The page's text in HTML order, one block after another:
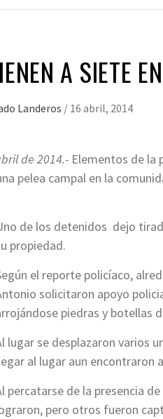
A SIETE
Landeros / 16 abril, 2014
de 2014.- Elementos de la
pelea campal en la
de los detenidos dejo
propiedad.
el reporte policíaco,
solicitaron apoyo
piedras y botellas
lugar se desplazaron varios
al lugar aun encontraron
percatarse de la presencia
pero otros fueron